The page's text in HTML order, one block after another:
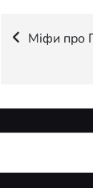
Міфи про